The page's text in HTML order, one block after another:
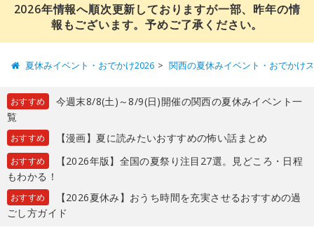
2026年情報へ順次更新しておりますが一部、昨年の情
報もございます。予めご了承ください。
夏休みイベント・おでかけ2026 関西の夏休みイベント・おでかけ
おすすめ
今週末8/8(土)～8/9(日)開催の関西の夏休みイベント一
覧
おすすめ 【漫画】夏に読みたいおすすめの怖い話まとめ
おすすめ
【2026年版】全国の夏祭り注目27選。見どころ・日程
もわかる！
おすすめ
【2026夏休み】おうち時間を充実させるおすすめの過
ごし方ガイド